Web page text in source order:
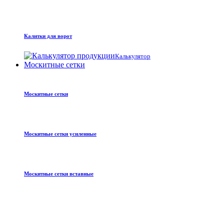
Калитки для ворот
Калькулятор
Москитные сетки
Москитные сетки
Москитные сетки усиленные
Москитные сетки вставные